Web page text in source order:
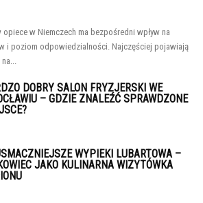
w Niemczech ma bezpośredni wpływ na
i poziom odpowiedzialności. Najczęściej pojawiają
DOBRY SALON FRYZJERSKI WE
– GDZIE ZNALEŹĆ SPRAWDZONE
WYPIEKI LUBARTOWA –
JAKO KULINARNA WIZYTÓWKA